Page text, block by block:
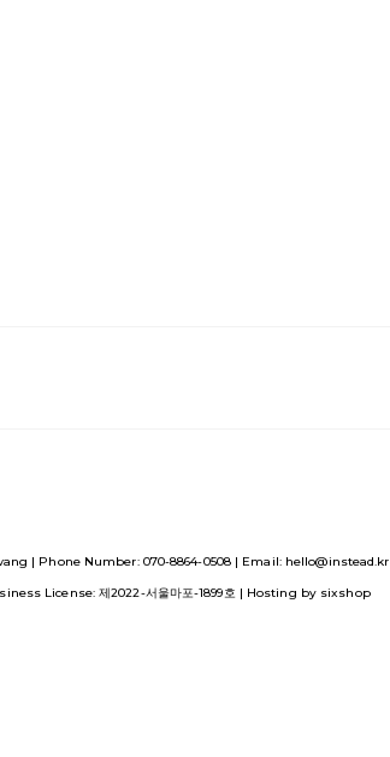
| Phone Number: 070-8864-0508 | Email: hello@instead.kr
License:제2022-서울마포-1899호 | Hosting by sixshop